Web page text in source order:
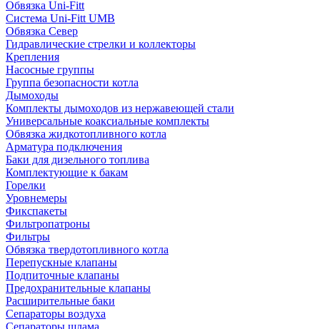
Обвязка Uni-Fitt
Система Uni-Fitt UMB
Обвязка Север
Гидравлические стрелки и коллекторы
Крепления
Насосные группы
Группа безопасности котла
Дымоходы
Комплекты дымоходов из нержавеющей стали
Универсальные коаксиальные комплекты
Обвязка жидкотопливного котла
Арматура подключения
Баки для дизельного топлива
Комплектующие к бакам
Горелки
Уровнемеры
Фикспакеты
Фильтропатроны
Фильтры
Обвязка твердотопливного котла
Перепускные клапаны
Подпиточные клапаны
Предохранительные клапаны
Расширительные баки
Сепараторы воздуха
Сепараторы шлама